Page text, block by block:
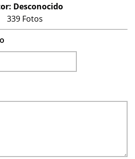
Desconocido
339 Fotos